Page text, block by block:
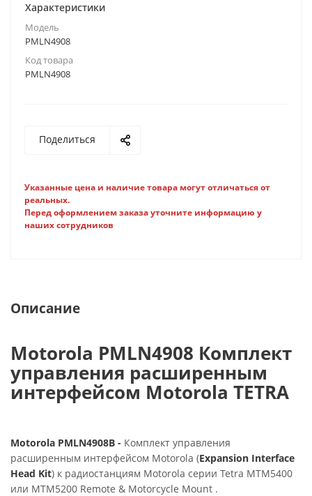
Характеристики
Модель
PMLN4908
Код товара
PMLN4908
Поделиться
Указанные цена и наличие товара могут отличаться от
реальных.
Перед оформлением заказа уточните информацию у
наших сотрудников
Описание
Motorola PMLN4908 Комплект
управления расширенным
интерфейсом Motorola TETRA
Motorola PMLN4908B - Комплект управления
расширенным интерфейсом Motorola (Expansion Interface
Head Kit) к радиостанциям Motorola серии Tetra MTM5400
или MTM5200 Remote & Motorcycle Mount .